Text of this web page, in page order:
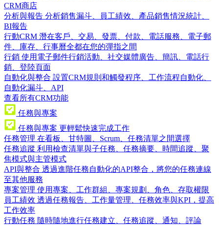
CRM商店
分析與報告 分析銷售漏斗、員工績效、產品銷售情況統計、
BI報告
行動CRM 潛在客戶、交易、發票、付款、電話服務、電子郵
件、庫存、行事曆全都在您的彈指之間
行銷 使用電子郵件行銷活動、社交媒體廣告、簡訊、電話行
銷、登陸頁面
自動化與整合 設置CRM規則和觸發程序、工作流程自動化、
自動化漏斗、API
查看所有CRM功能
任務與專案
任務與專案 更輕鬆快速完成工作
任務管理 在看板、甘特圖、Scrum、任務清單之間選擇
任務追蹤 利用檢查清單與子任務、任務摘要、時間追蹤、聚
焦模式與主管模式
API與整合 透過進階任務自動化的API整合，將您的任務連線
至其他服務
專案管理 使用專案、工作群組、專案規劃、角色、存取權限
員工績效 透過任務報告、工作量管理、任務效率與KPI，提高
工作效率
行動任務 隨時隨地進行任務建立、任務追蹤、通知、評論